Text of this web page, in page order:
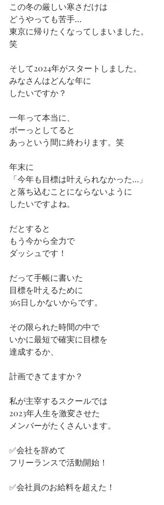
この冬の厳しい寒さだけは
どうやっても苦手…
東京に帰りたくなってしまいました。
笑
そして2024年がスタートしました。
みなさんはどんな年に
したいですか？
一年って本当に、
ボーっとしてると
あっという間に終わります。笑
年末に
「今年も目標は叶えられなかった…」
と落ち込むことにならないように
したいですよね。
だとすると
もう今から全力で
ダッシュです！
だって手帳に書いた
目標を叶えるために
365日しかないからです。
その限られた時間の中で
いかに最短で確実に目標を
達成するか、
計画できてますか？
私が主宰するスクールでは
2023年人生を激変させた
メンバーがたくさんいます。
✅会社を辞めて
フリーランスで活動開始！
✅会社員のお給料を超えた！